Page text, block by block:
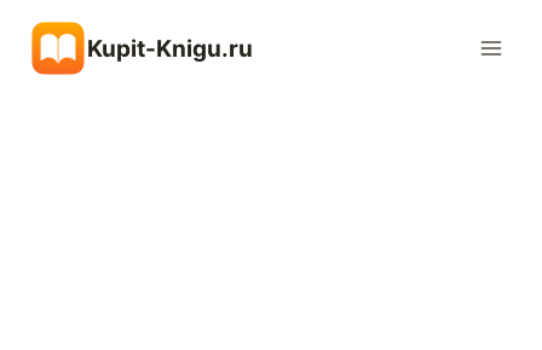
содержимому
Kupit-Knigu.ru